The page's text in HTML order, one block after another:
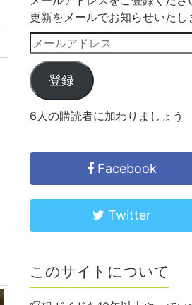
更新をメールでお知らせいたし
登録
6人の購読者に加わりましょう
Facebook
Twitter
このサイトについて